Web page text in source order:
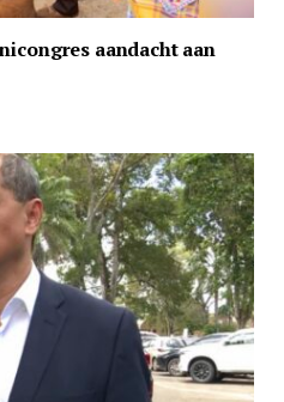
aandacht aan